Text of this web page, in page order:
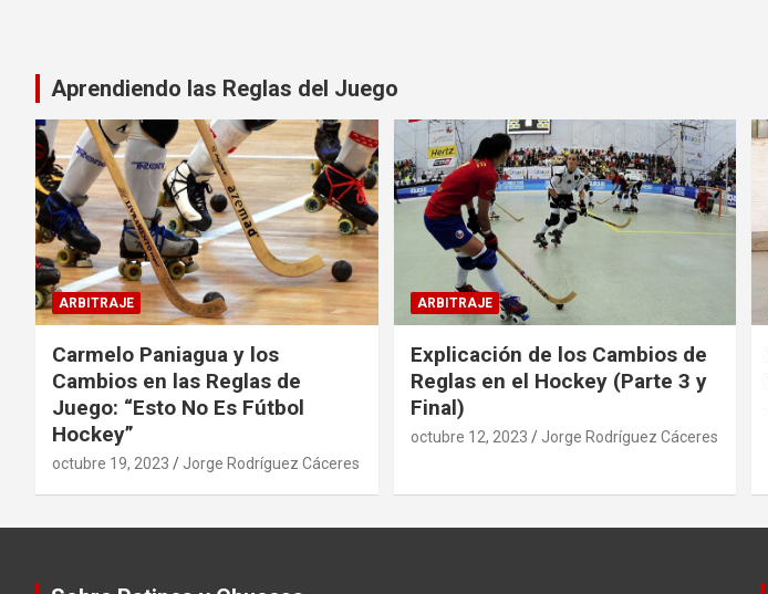
Aprendiendo las Reglas del Juego
ARBITRAJE
Carmelo Paniagua y los
Cambios en las Reglas de
Juego: “Esto No Es Fútbol
Hockey”
octubre 19, 2023 Jorge Rodríguez Cáceres
ARBITRAJE
Explicación de los Cambios de
Reglas en el Hockey (Parte 3 y
Final)
octubre 12, 2023 Jorge Rodríguez Cáceres